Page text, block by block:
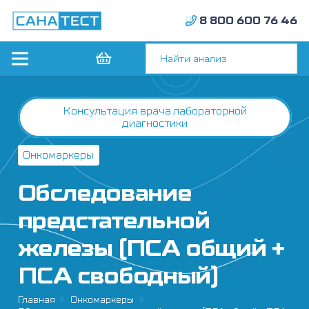
8 800 600 76 46
Консультация врача лабораторной
диагностики
Онкомаркеры
Обследование
предстательной
железы (ПСА общий +
ПСА свободный)
Главная
Онкомаркеры